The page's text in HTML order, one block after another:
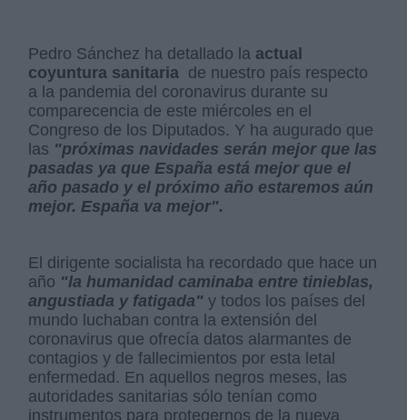
Pedro Sánchez ha detallado la actual
coyuntura sanitaria de nuestro país respecto
a la pandemia del coronavirus durante su
comparecencia de este miércoles en el
Congreso de los Diputados. Y ha augurado que
las "próximas navidades serán mejor que las
pasadas ya que España está mejor que el
año pasado y el próximo año estaremos aún
mejor. España va mejor".
El dirigente socialista ha recordado que hace un
año "la humanidad caminaba entre tinieblas,
angustiada y fatigada" y todos los países del
mundo luchaban contra la extensión del
coronavirus que ofrecía datos alarmantes de
contagios y de fallecimientos por esta letal
enfermedad. En aquellos negros meses, las
autoridades sanitarias sólo tenían como
instrumentos para protegernos de la nueva